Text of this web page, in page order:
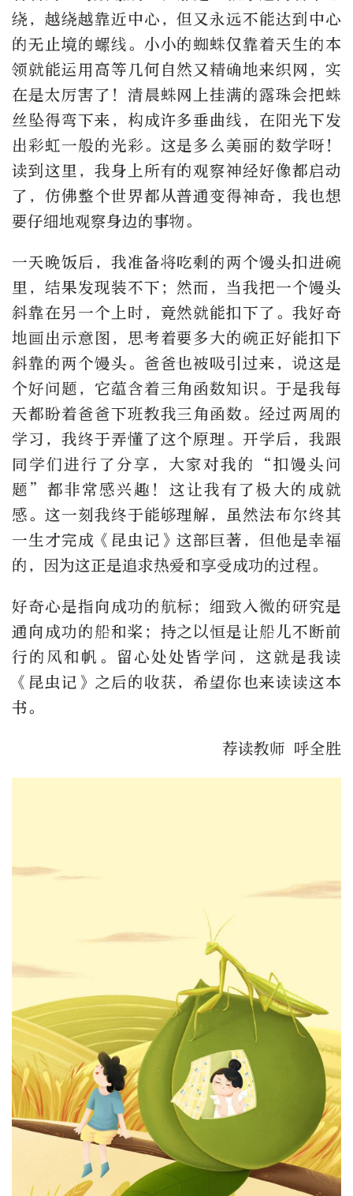
绕，越绕越靠近中心，但又永远不能达到中心
的无止境的螺线。小小的蜘蛛仅靠着天生的本
领就能运用高等几何自然又精确地来织网，实
在是太厉害了！清晨蛛网上挂满的露珠会把蛛
丝坠得弯下来，构成许多垂曲线，在阳光下发
出彩虹一般的光彩。这是多么美丽的数学呀！
读到这里，我身上所有的观察神经好像都启动
了，仿佛整个世界都从普通变得神奇，我也想
要仔细地观察身边的事物。
一天晚饭后，我准备将吃剩的两个馒头扣进碗
里，结果发现装不下；然而，当我把一个馒头
斜靠在另一个上时，竟然就能扣下了。我好奇
地画出示意图，思考着要多大的碗正好能扣下
斜靠的两个馒头。爸爸也被吸引过来，说这是
个好问题，它蕴含着三角函数知识。于是我每
天都盼着爸爸下班教我三角函数。经过两周的
学习，我终于弄懂了这个原理。开学后，我跟
同学们进行了分享，大家对我的“扣馒头问
题”都非常感兴趣！这让我有了极大的成就
感。这一刻我终于能够理解，虽然法布尔终其
一生才完成《昆虫记》这部巨著，但他是幸福
的，因为这正是追求热爱和享受成功的过程。
好奇心是指向成功的航标；细致入微的研究是
通向成功的船和桨；持之以恒是让船儿不断前
行的风和帆。留心处处皆学问，这就是我读
《昆虫记》之后的收获，希望你也来读读这本
书。
荐读教师 呼全胜